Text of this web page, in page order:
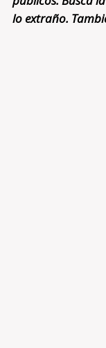
lo extraño.